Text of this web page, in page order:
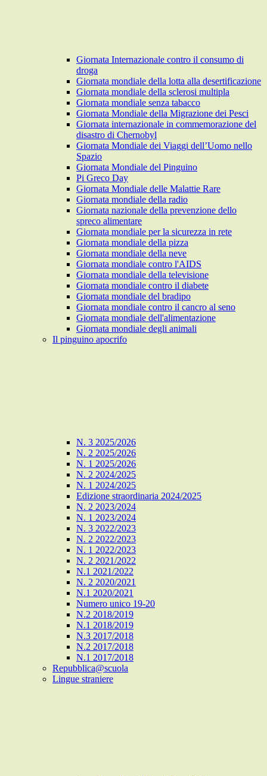
Giornata Internazionale contro il consumo di
droga
Giornata mondiale della lotta alla desertificazione
Giornata mondiale della sclerosi multipla
Giornata mondiale senza tabacco
Giornata Mondiale della Migrazione dei Pesci
Giornata internazionale in commemorazione del
disastro di Chernobyl
Giornata Mondiale dei Viaggi dell’Uomo nello
Spazio
Giornata Mondiale del Pinguino
Pi Greco Day
Giornata Mondiale delle Malattie Rare
Giornata mondiale della radio
Giornata nazionale della prevenzione dello
spreco alimentare
Giornata mondiale per la sicurezza in rete
Giornata mondiale della pizza
Giornata mondiale della neve
Giornata mondiale contro l'AIDS
Giornata mondiale della televisione
Giornata mondiale contro il diabete
Giornata mondiale del bradipo
Giornata mondiale contro il cancro al seno
Giornata mondiale dell'alimentazione
Giornata mondiale degli animali
Il pinguino apocrifo
N. 3 2025/2026
N. 2 2025/2026
N. 1 2025/2026
N. 2 2024/2025
N. 1 2024/2025
Edizione straordinaria 2024/2025
N. 2 2023/2024
N. 1 2023/2024
N. 3 2022/2023
N. 2 2022/2023
N. 1 2022/2023
N. 2 2021/2022
N.1 2021/2022
N. 2 2020/2021
N.1 2020/2021
Numero unico 19-20
N.2 2018/2019
N.1 2018/2019
N.3 2017/2018
N.2 2017/2018
N.1 2017/2018
Repubblica@scuola
Lingue straniere